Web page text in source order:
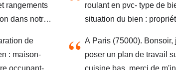
rangements
dans notre
caché par
roulant en pvc- type de
situation du bien :
de
: maison-
occupant-
A Paris (75000). Bonsoir,
poser un plan de travail
cuisine bas. merci de